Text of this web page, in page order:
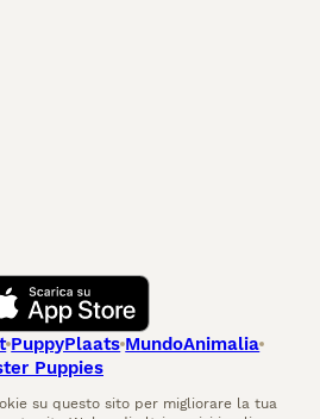
PuppyPlaats MundoAnimalia
Puppies
su questo sito per migliorare la tua